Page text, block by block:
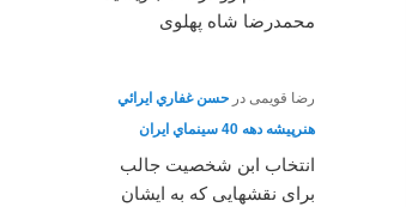
محمدرضا شاه پهلوی
رضا قویمی در حسن غفاري ايرائي
هنرپيشه دهه 40 سينماي ايران
انتخاب ابن شخصیت جالب
برای نقشهایی که به ایشان